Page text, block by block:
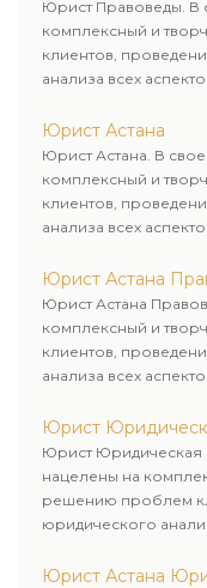
Юрист Правоведы. В
комплексный и
клиентов,
анализа всех
Юрист Астана
Юрист Астана. В
комплексный и
клиентов,
анализа всех
Юрист Астана
Юрист Астана
комплексный и
клиентов,
анализа всех
Юрист
Юрист Юридическая
нацелены на
решению проблем
юридического
Юрист Астана